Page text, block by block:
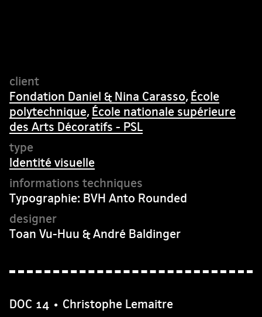
Fondation Daniel & Nina Carasso, École
polytechnique, École nationale supérieure
des Arts Décoratifs - PSL
Identité visuelle
Typographie: BVH Anto Rounded
Toan Vu-Huu & André Baldinger
DOC 14 • Christophe Lemaitre